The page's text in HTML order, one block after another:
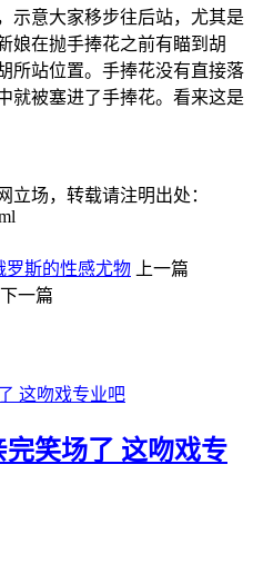
示意大家移步往后站，尤其是
娘在抛手捧花之前有瞄到胡
所站位置。手捧花没有直接落
就被塞进了手捧花。看来这是
立场，转载请注明出处：
罗斯的性感尤物
上一篇
下一篇
笑场了 这吻戏专